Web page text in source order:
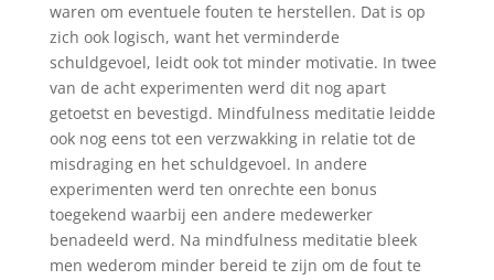
waren om eventuele fouten te herstellen. Dat is op
zich ook logisch, want het verminderde
schuldgevoel, leidt ook tot minder motivatie. In twee
van de acht experimenten werd dit nog apart
getoetst en bevestigd. Mindfulness meditatie leidde
ook nog eens tot een verzwakking in relatie tot de
misdraging en het schuldgevoel. In andere
experimenten werd ten onrechte een bonus
toegekend waarbij een andere medewerker
benadeeld werd. Na mindfulness meditatie bleek
men wederom minder bereid te zijn om de fout te